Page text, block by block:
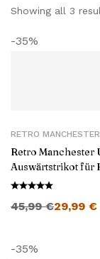
Showing all 3
-35%
RETRO
Retro Manchester
Auswärtstrikot für
1990/92
45,99€29,99 €
-35%